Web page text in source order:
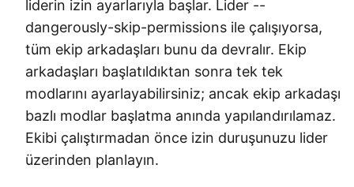
liderin izin ayarlarıyla başlar. Lider --
dangerously-skip-permissions ile çalışıyorsa,
tüm ekip arkadaşları bunu da devralır. Ekip
arkadaşları başlatıldıktan sonra tek tek
modlarını ayarlayabilirsiniz; ancak ekip arkadaşı
bazlı modlar başlatma anında yapılandırılamaz.
Ekibi çalıştırmadan önce izin duruşunuzu lider
üzerinden planlayın.